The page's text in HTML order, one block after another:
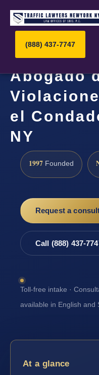
(888) 437-7747
Abogado
el
NY
1997 Founded
Request a
Call (888) 437-
Toll-free intake ·
available in English and
At a glance